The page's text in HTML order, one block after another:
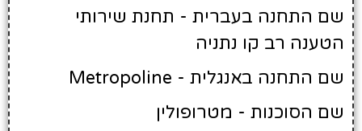
שם התחנה בעברית - תחנת שירותי
הטענה רב קו נתניה
שם התחנה באנגלית - Metropoline
שם הסוכנות - מטרופולין